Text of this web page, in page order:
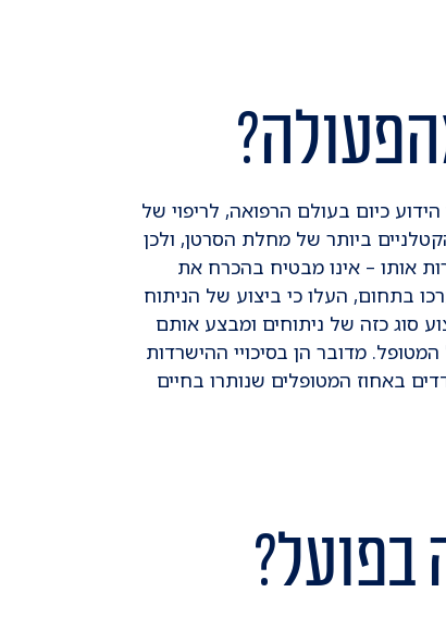
כיום בעולם הרפואה, לריפוי של
ביותר של מחלת הסרטן, ולכן
אותו – אינו מבטיח בהכרח את
בתחום, העלו כי ביצוע של הניתוח
סוג כזה של ניתוחים ומבצע אותם
ההישרדות של המטופל. מדובר הן בסיכויי ההישרדות
באחוז המטופלים שנותרו בחיים